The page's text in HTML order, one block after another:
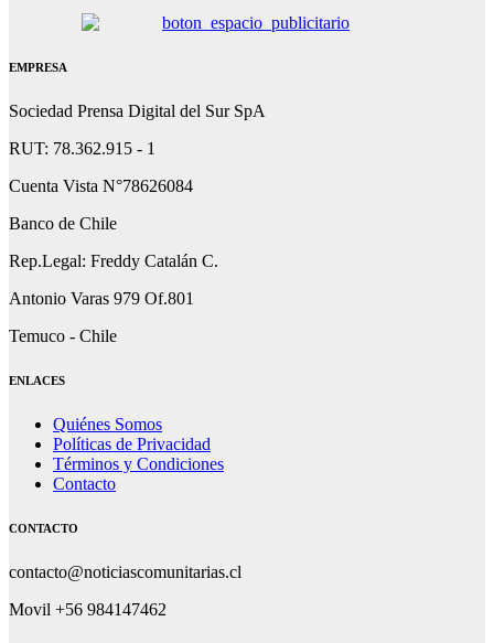
EMPRESA
Sociedad Prensa Digital del Sur SpA
RUT: 78.362.915 - 1
Cuenta Vista N°78626084
Banco de Chile
Rep.Legal: Freddy Catalán C.
Antonio Varas 979 Of.801
Temuco - Chile
ENLACES
Quiénes Somos
Políticas de Privacidad
Términos y Condiciones
Contacto
CONTACTO
contacto@noticiascomunitarias.cl
Movil +56 984147462